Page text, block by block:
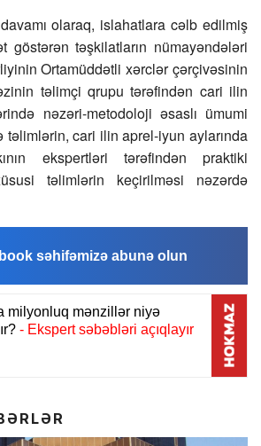
davamı olaraq, islahatlara cəlb edilmiş
göstərən təşkilatların nümayəndələri
Ortamüddətli xərclər çərçivəsinin
təlimçi qrupu tərəfindən cari ilin
nəzəri-metodoloji əsaslı ümumi
təlimlərin, cari ilin aprel-iyun aylarında
ekspertləri tərəfindən praktiki
xüsusi təlimlərin keçirilməsi nəzərdə
səhifəmizə abunə olun